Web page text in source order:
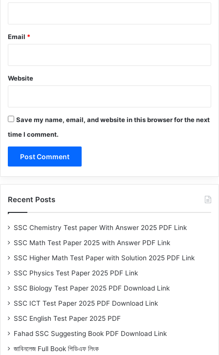
Email *
Website
Save my name, email, and website in this browser for the next
time I comment.
Recent Posts
SSC Chemistry Test paper With Answer 2025 PDF Link
SSC Math Test Paper 2025 with Answer PDF Link
SSC Higher Math Test Paper with Solution 2025 PDF Link
SSC Physics Test Paper 2025 PDF Link
SSC Biology Test Paper 2025 PDF Download Link
SSC ICT Test Paper 2025 PDF Download Link
SSC English Test Paper 2025 PDF
Fahad SSC Suggesting Book PDF Download Link
জাবিনলেজ Full Book পিডিএফ লিংক